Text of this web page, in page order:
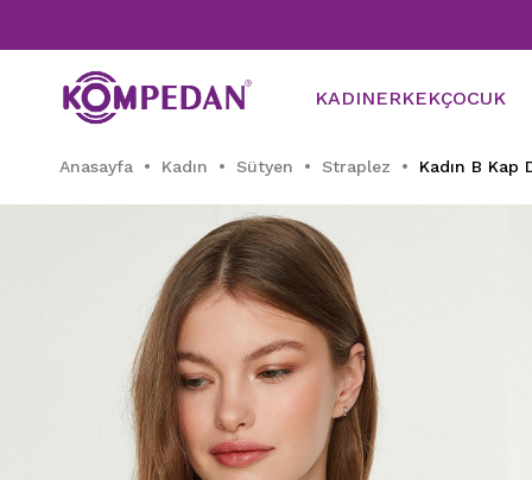
KADINERKEKÇOCUK
Anasayfa Kadın Sütyen Straplez Kadın B Kap